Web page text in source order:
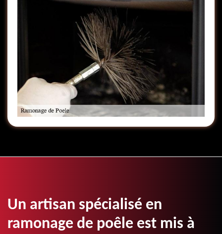
Un artisan spécialisé en
ramonage de poêle est mis à